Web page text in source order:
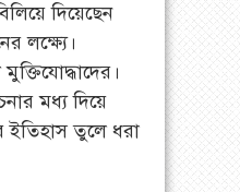
দিয়েছেন
লক্ষ্যে।
মধ্য দিয়ে
তুলে ধরা